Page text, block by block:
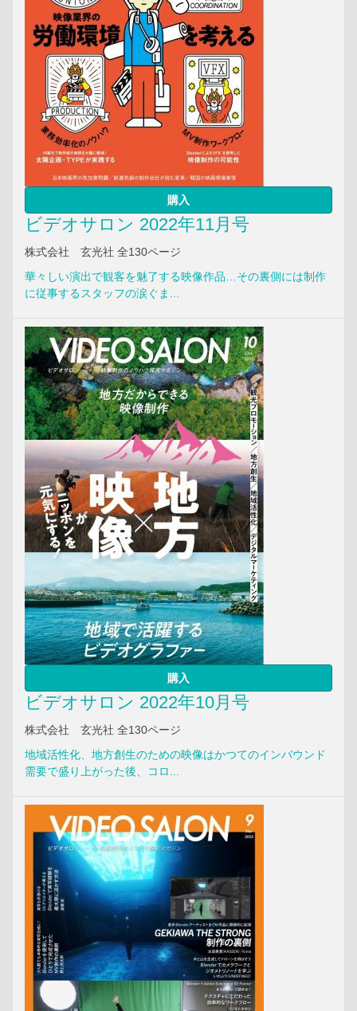
購入
ビデオサロン 2022年11月号
株式会社 玄光社 全130ページ
華々しい演出で観客を魅了する映像作品…その裏側には制作
に従事するスタッフの涙ぐま...
購入
ビデオサロン 2022年10月号
株式会社 玄光社 全130ページ
地域活性化、地方創生のための映像はかつてのインバウンド
需要で盛り上がった後、コロ...